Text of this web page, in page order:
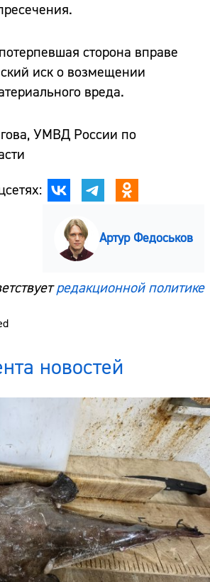
сторона вправе
иск о возмещении
вреда.
УМВД России по
Артур Федоськов
редакционной политике
новостей